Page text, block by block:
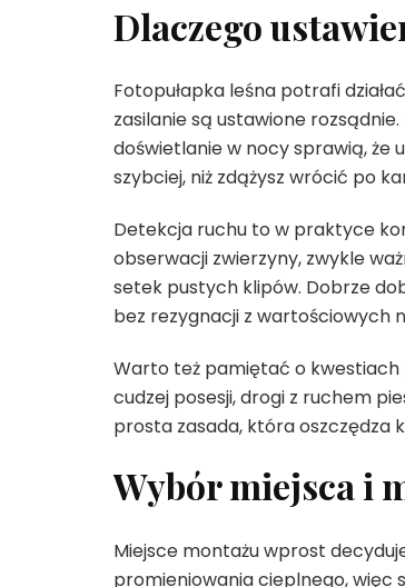
Dlaczego
Fotopułapka leśna potrafi
zasilanie są ustawione
doświetlanie w nocy sprawią, że
szybciej, niż zdążysz wrócić po
Detekcja ruchu to w praktyce
obserwacji zwierzyny, zwykle
setek pustych klipów. Dobrze
bez rezygnacji z wartościowych
Warto też pamiętać o kwestiach
cudzej posesji, drogi z ruchem
prosta zasada, która oszczędza
Wybór miejsca i
Miejsce montażu wprost
promieniowania cieplnego, więc